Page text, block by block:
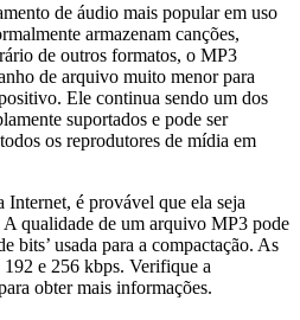
de áudio mais popular em uso
armazenam canções,
de outros formatos, o MP3
de arquivo muito menor para
Ele continua sendo um dos
suportados e pode ser
os reprodutores de mídia em
Internet, é provável que ela seja
qualidade de um arquivo MP3 pode
bits’ usada para a compactação. As
e 256 kbps. Verifique a
obter mais informações.